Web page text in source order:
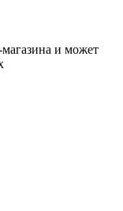
магазина и может